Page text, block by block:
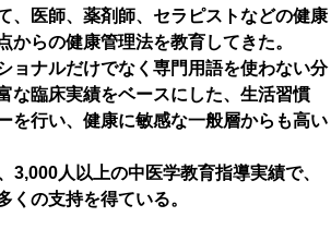
、医師、薬剤師、セラピストなどの健康
からの健康管理法を教育してきた。
ョナルだけでなく専門用語を使わない分
な臨床実績をベースにした、生活習慣
を行い、健康に敏感な一般層からも高い
3,000人以上の中医学教育指導実績で、
くの支持を得ている。